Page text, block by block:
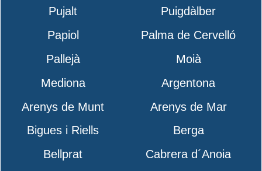
Pujalt
Puigdàlber
Papiol
Palma de Cervelló
Pallejà
Moià
Mediona
Argentona
Arenys de Munt
Arenys de Mar
Bigues i Riells
Berga
Bellprat
Cabrera d´Anoia